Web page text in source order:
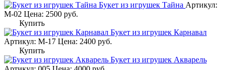
Букет из игрушек Тайна Артикул:
М-02 Цена: 2500 руб.
Купить
Букет из игрушек Карнавал
Артикул: М-17 Цена: 2400 руб.
Купить
Букет из игрушек Акварель